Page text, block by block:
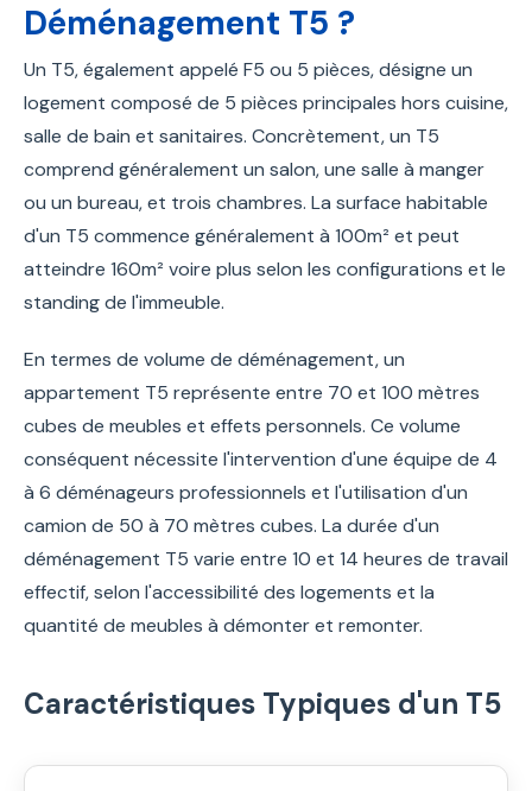
Déménagement T5 ?
Un T5, également appelé F5 ou 5 pièces, désigne un
logement composé de 5 pièces principales hors cuisine,
salle de bain et sanitaires. Concrètement, un T5
comprend généralement un salon, une salle à manger
ou un bureau, et trois chambres. La surface habitable
d'un T5 commence généralement à 100m² et peut
atteindre 160m² voire plus selon les configurations et le
standing de l'immeuble.
En termes de volume de déménagement, un
appartement T5 représente entre 70 et 100 mètres
cubes de meubles et effets personnels. Ce volume
conséquent nécessite l'intervention d'une équipe de 4
à 6 déménageurs professionnels et l'utilisation d'un
camion de 50 à 70 mètres cubes. La durée d'un
déménagement T5 varie entre 10 et 14 heures de travail
effectif, selon l'accessibilité des logements et la
quantité de meubles à démonter et remonter.
Caractéristiques Typiques d'un T5